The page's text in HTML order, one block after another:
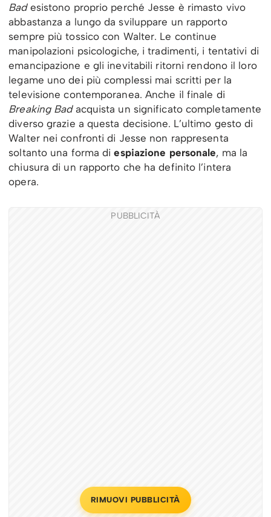
Badesistono proprio perché Jesse è rimasto vivo
abbastanza a lungo da sviluppare un rapporto
sempre più tossico con Walter. Le continue
manipolazioni psicologiche, i tradimenti, i tentativi di
emancipazione e gli inevitabili ritorni rendono il loro
legame uno dei più complessi mai scritti per la
televisione contemporanea. Anche il finale di
Breaking Badacquista un significato completamente
diverso grazie a questa decisione. L’ultimo gesto di
Walter nei confronti di Jesse non rappresenta
soltanto una forma diespiazione personale, ma la
chiusura di un rapporto che ha definito l’intera
opera.
PUBBLICITÀ
RIMUOVI PUBBLICITÀ